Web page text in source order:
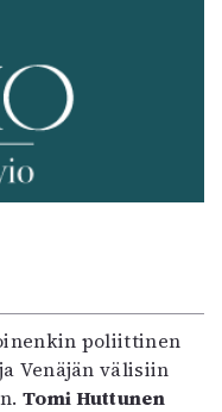
poliittinen
Venäjän välisiin
Tomi Huttunen